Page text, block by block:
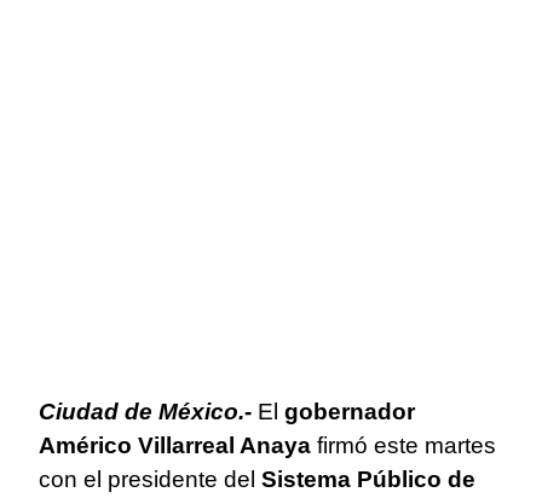
Ciudad de México.- El gobernador
Américo Villarreal Anaya firmó este martes
con el presidente del Sistema Público de